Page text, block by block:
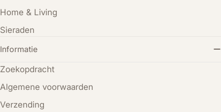
Home & Living
Sieraden
Informatie
Zoekopdracht
Algemene voorwaarden
Verzending